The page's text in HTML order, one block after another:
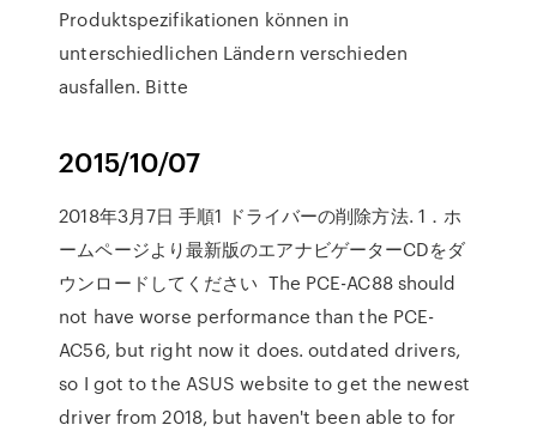
Produktspezifikationen können in
unterschiedlichen Ländern verschieden
ausfallen. Bitte
2015/10/07
2018年3月7日 手順1 ドライバーの削除方法. 1．ホ
ームページより最新版のエアナビゲーターCDをダ
ウンロードしてください The PCE-AC88 should
not have worse performance than the PCE-
AC56, but right now it does. outdated drivers,
so I got to the ASUS website to get the newest
driver from 2018, but haven't been able to for